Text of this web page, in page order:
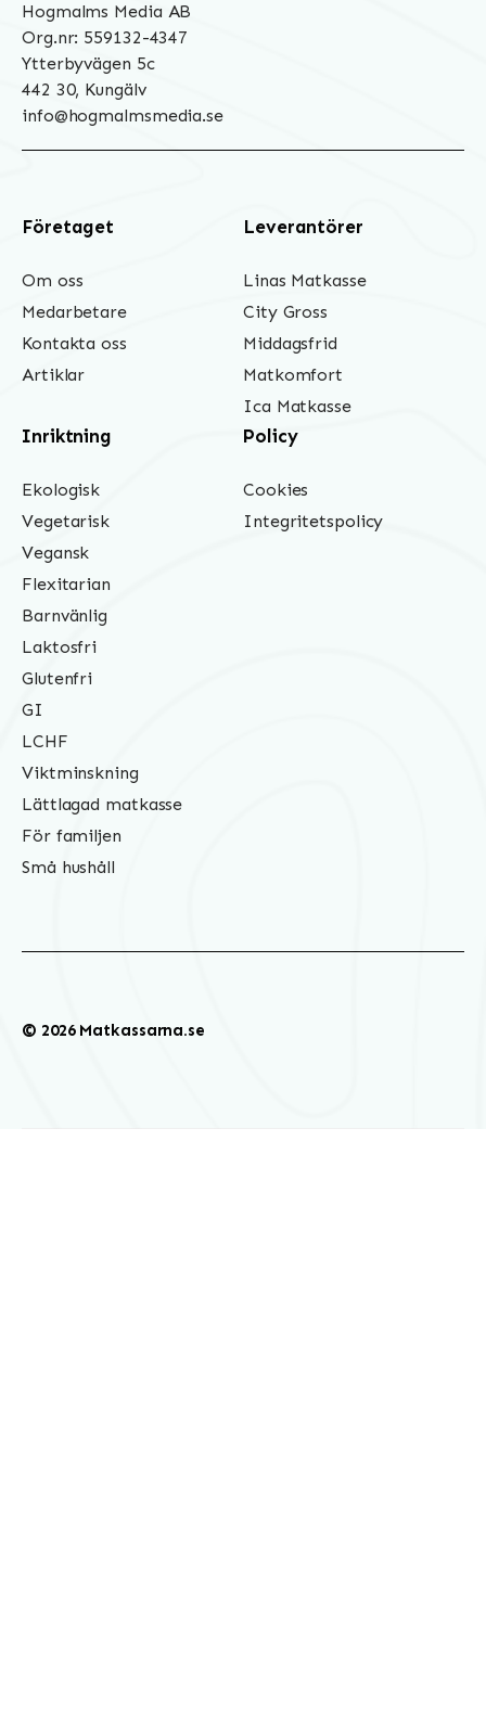
Hogmalms Media AB
Org.nr: 559132-4347
Ytterbyvägen 5c
442 30, Kungälv
info@hogmalmsmedia.se
Företaget
Om oss
Medarbetare
Kontakta oss
Artiklar
Leverantörer
Linas Matkasse
City Gross
Middagsfrid
Matkomfort
Ica Matkasse
Inriktning
Ekologisk
Vegetarisk
Vegansk
Flexitarian
Barnvänlig
Laktosfri
Glutenfri
GI
LCHF
Viktminskning
Lättlagad matkasse
För familjen
Små hushåll
Policy
Cookies
Integritetspolicy
© 2026 Matkassarna.se